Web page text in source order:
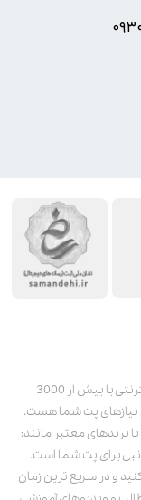
پت استور به عنوان یکی از قدیمی‌ترین پت شاپ های اینترنتی با بیش از 3000
نیازهای پت شما هست.
برندهای معتبر مانند:
برای پت شما است.
و در سریع ترین زمان